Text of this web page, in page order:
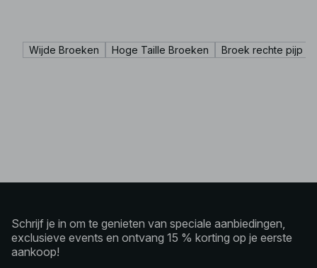
Wijde Broeken Hoge Taille Broeken Broek rechte pijp
Schrijf je in om te genieten van speciale aanbiedingen,
exclusieve events en ontvang 15 % korting op je eerste
aankoop!